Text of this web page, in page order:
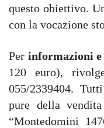
questo obiettivo.
con la vocazione
Per informazioni
120 euro),
055/2339404.
pure della
“Montedomini